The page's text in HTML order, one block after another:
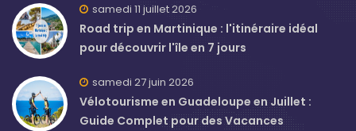
samedi 11 juillet 2026
Road trip en Martinique : l'itinéraire idéal
pour découvrir l'île en 7 jours
samedi 27 juin 2026
Vélotourisme en Guadeloupe en Juillet :
Guide Complet pour des Vacances